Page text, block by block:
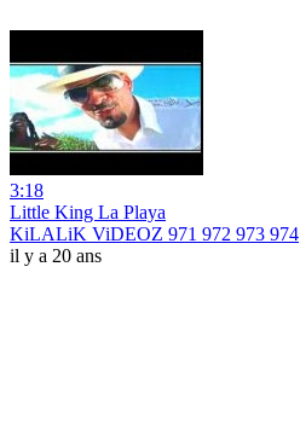
3:18
Little King La Playa
KiLALiK ViDEOZ 971 972 973 974
il y a 20 ans